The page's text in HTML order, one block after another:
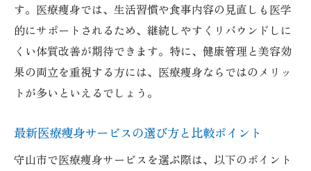
す。医療痩身では、生活習慣や食事内容の見直しも医学
的にサポートされるため、継続しやすくリバウンドしに
くい体質改善が期待できます。特に、健康管理と美容効
果の両立を重視する方には、医療痩身ならではのメリッ
トが多いといえるでしょう。
最新医療痩身サービスの選び方と比較ポイント
守山市で医療痩身サービスを選ぶ際は、以下のポイント